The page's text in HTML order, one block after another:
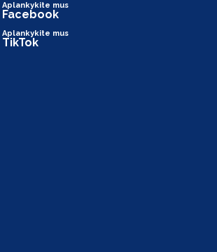
Aplankykite mus
Facebook
Aplankykite mus
TikTok